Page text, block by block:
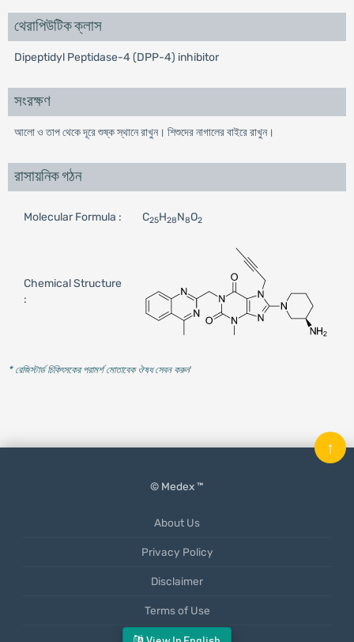
থেরাপিউটিক ক্লাস
Dipeptidyl Peptidase-4 (DPP-4) inhibitor
সংরক্ষণ
আলো ও তাপ থেকে দূরে শুষ্ক স্থানে রাখুন। শিশুদের নাগালের বাইরে রাখুন।
রাসায়নিক গঠন
Molecular Formula : C25H28N8O2
Chemical Structure
:
* রেজিস্টার্ড চিকিৎসকের পরামর্শ মোতাবেক ঔষধ সেবন করুন'
© Medex ™
About Us
Privacy Policy
Disclaimer
Terms of Use
↑